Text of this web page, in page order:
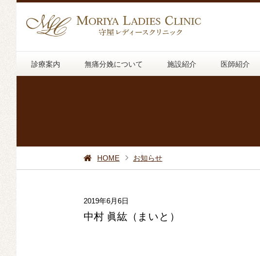
診療案内 無痛分娩について 施設紹介 医師紹介
HOME お知らせ
2019年6月6日
中村 眞紘（まいと）